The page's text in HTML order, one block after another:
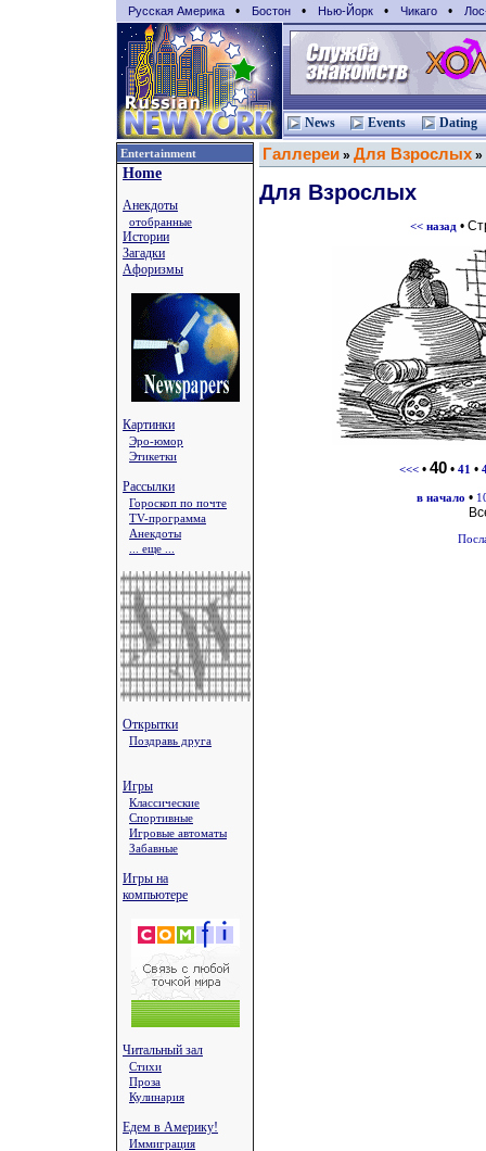
Русская Америка • Бостон • Нью-Йорк • Чикаго •
News Events Dating
Entertainment
Home
Анекдоты
отобранные
Истории
Загадки
Афоризмы
Картинки
Эро-юмор
Этикетки
Рассылки
Гороскоп по почте
TV-программа
Анекдоты
... еще ...
Открытки
Поздравь друга
Игры
Классические
Спортивные
Игровые автоматы
Забавные
Игры на
компьютере
Читальный зал
Стихи
Проза
Кулинария
Едем в Америку!
Иммиграция
Галлереи » Для Взрослых »
Для Взрослых
<< назад•
<<< • 40 • 41 •
в начало •